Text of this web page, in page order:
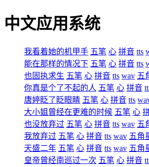
中文应用系统
我看着她的机甲手 五笔 心 拼音 tts
能在那样的情况下 五笔 心 拼音 tts
也固执求生 五笔 心 拼音 tts wav 五
你真是个了不起的人 五笔 心 拼音
唐婷眨了眨眼睛 五笔 心 拼音 tts
大小姐曾经在更难的时候 五笔 心
也没放弃过 五笔 心 拼音 tts wav 五
我放弃过 五笔 心 拼音 tts wav 五角
天盛二年 五笔 心 拼音 tts wav 五角
皇帝曾经南巡过一次 五笔 心 拼音